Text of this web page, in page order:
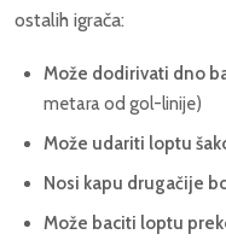
ostalih igrača:
Može dodirivati dno
metara od gol-linije)
Može udariti loptu
Nosi kapu drugačije
Može baciti loptu